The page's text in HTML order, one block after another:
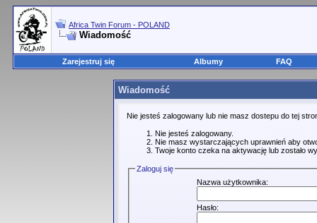
Africa Twin Forum - POLAND
Wiadomość
Zarejestruj się Albumy FAQ
Wiadomość
Nie jesteś zalogowany lub nie masz dostepu do tej
Nie jesteś zalogowany.
Nie masz wystarczających uprawnień aby
Twoje konto czeka na aktywację lub zostało
Zaloguj się
Nazwa użytkownika:
Hasło: